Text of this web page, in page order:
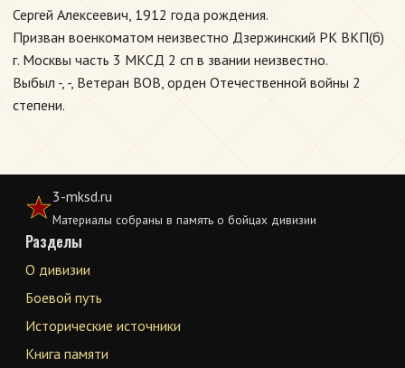
Сергей Алексеевич, 1912 года рождения.
Призван военкоматом неизвестно Дзержинский РК ВКП(б)
г. Москвы часть 3 МКСД 2 сп в звании неизвестно.
Выбыл -, -, Ветеран ВОВ, орден Отечественной войны 2
степени.
3-mksd.ru
Материалы собраны в память о бойцах дивизии
Разделы
О дивизии
Боевой путь
Исторические источники
Книга памяти